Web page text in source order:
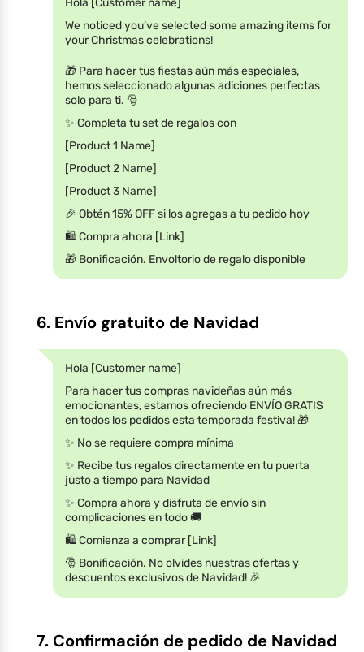
We noticed you’ve selected some amazing items for
your Christmas celebrations!
🎁 Para hacer tus fiestas aún más especiales,
hemos seleccionado algunas adiciones perfectas
solo para ti. 🎅
✨ Completa tu set de regalos con
[Product 1 Name]
[Product 2 Name]
[Product 3 Name]
🎉 Obtén 15% OFF si los agregas a tu pedido hoy
🛍️ Compra ahora [Link]
🎁 Bonificación. Envoltorio de regalo disponible
6. Envío gratuito de Navidad
Hola [Customer name]
Para hacer tus compras navideñas aún más
emocionantes, estamos ofreciendo ENVÍO GRATIS
en todos los pedidos esta temporada festiva! 🎁
✨ No se requiere compra mínima
✨ Recibe tus regalos directamente en tu puerta
justo a tiempo para Navidad
✨ Compra ahora y disfruta de envío sin
complicaciones en todo 🚚
🛍️ Comienza a comprar [Link]
🎅 Bonificación. No olvides nuestras ofertas y
descuentos exclusivos de Navidad! 🎉
7. Confirmación de pedido de Navidad